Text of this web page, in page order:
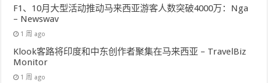
F1、10月大型活动推动马来西亚游客人数突破4000万：Nga
– Newswav
1 周 ago
Klook客路将印度和中东创作者聚集在马来西亚 – TravelBiz
Monitor
1 周 ago